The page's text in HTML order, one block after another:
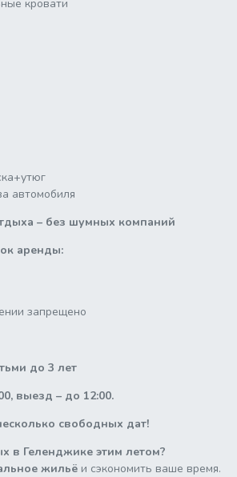
кровати
автомобиля
– без шумных компаний
аренды:
запрещено
до 3 лет
выезд – до 12:00.
свободных дат!
в Геленджике этим летом?
жильёи сэкономить ваше время.